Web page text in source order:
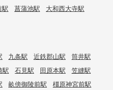
駅 菖蒲池駅
大和西大寺駅
九条駅 近鉄郡山駅
筒井駅
駅 石見駅 田原本駅
笠縫駅
畝傍御陵前駅 橿原神宮前駅